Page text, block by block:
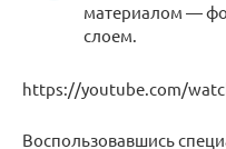
материалом —
слоем.
https://youtube.com/
Воспользовавшись